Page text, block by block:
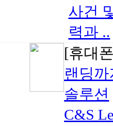
사건
력과 ..
[휴대
랜딩
솔루션
C&S